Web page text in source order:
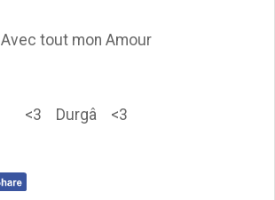
Avec tout mon Amour
<3 Durgâ <3